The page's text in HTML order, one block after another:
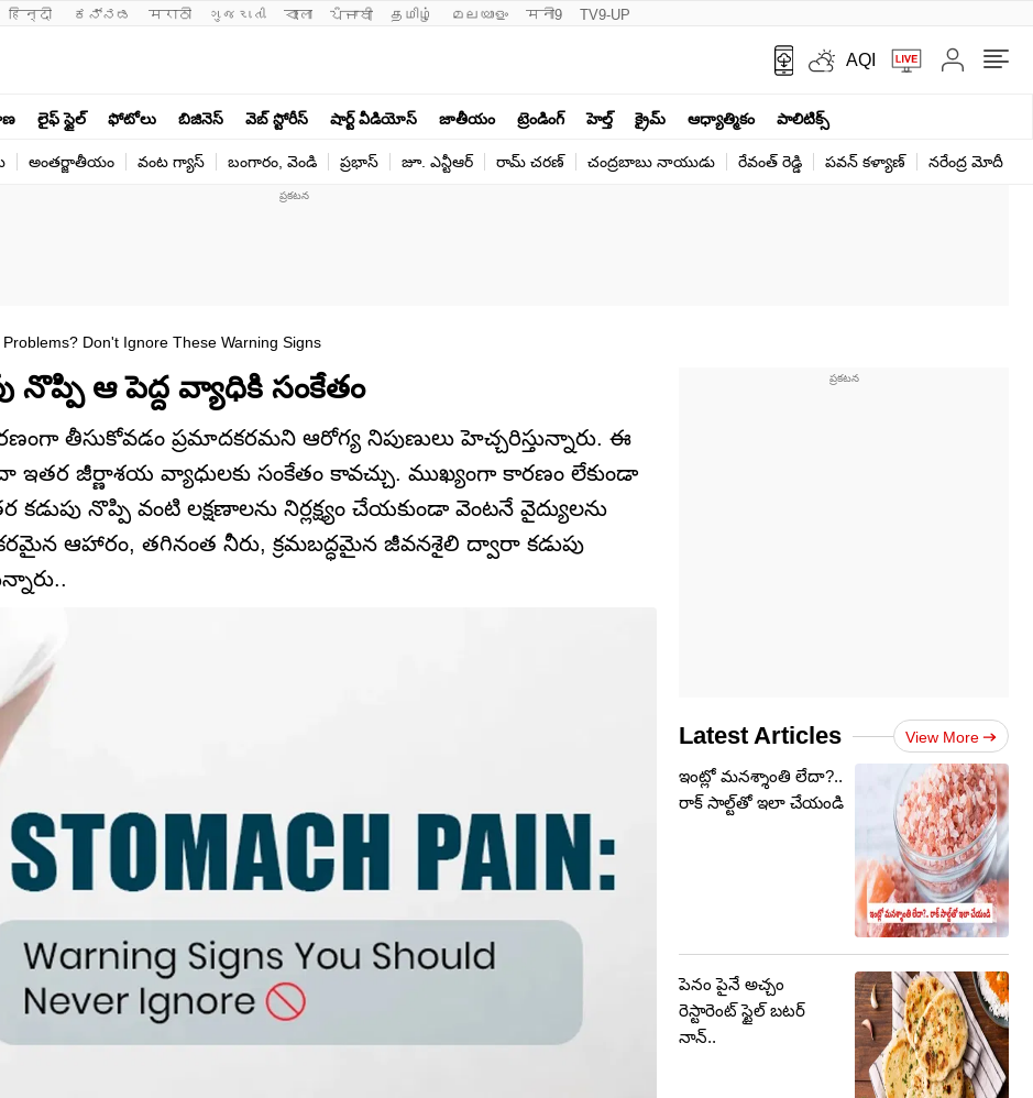
हिन्दी ಕನ್ನಡ मराठी ગુજરાતી বাংলা ਪੰਜਾਬੀ தமிழ் മലയാളം मनी9 TV9-UP
AQI
లైఫ్ స్టైల్ ఫోటోలు బిజినెస్ వెబ్ స్టోరీస్ షార్ట్ వీడియోస్ జాతీయం ట్రెండింగ్ హెల్త్‌ క్రైమ్ ఆధ్యాత్మికం పాలిటిక్స్‌
అంతర్జాతీయం వంట గ్యాస్ బంగారం, వెండి ప్రభాస్ జూ. ఎన్టీఆర్ రామ్ చ‌ర‌ణ్‌ చంద్రబాబు నాయుడు రేవంత్ రెడ్డి పవన్ కళ్యాణ్ నరేంద్ర మోదీ
Don't Ignore These Warning Signs
నొప్పి ఆ పెద్ద వ్యాధికి సంకేతం
తీసుకోవడం ప్రమాదకరమని ఆరోగ్య నిపుణులు హెచ్చరిస్తున్నారు. ఈ
ఇతర జీర్ణాశయ వ్యాధులకు సంకేతం కావచ్చు. ముఖ్యంగా కారణం లేకుండా
కడుపు నొప్పి వంటి లక్షణాలను నిర్లక్ష్యం చేయకుండా వెంటనే వైద్యులను
ఆహారం, తగినంత నీరు, క్రమబద్ధమైన జీవనశైలి ద్వారా కడుపు
Latest Articles View More
ఇంట్లో మనశ్శాంతి లేదా?..
రాక్ సాల్ట్‌తో ఇలా చేయండి
పెనం పైనే అచ్చం
రెస్టారెంట్ స్టైల్ బటర్
నాన్..